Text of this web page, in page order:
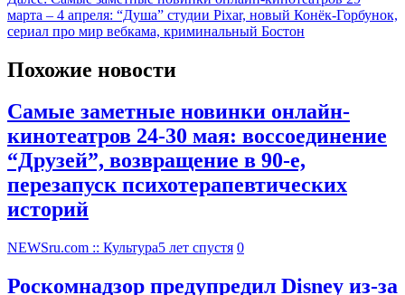
марта – 4 апреля: “Душа” студии Pixar, новый Конёк-Горбунок,
сериал про мир вебкама, криминальный Бостон
Похожие новости
Самые заметные новинки онлайн-
кинотеатров 24-30 мая: воссоединение
“Друзей”, возвращение в 90-е,
перезапуск психотерапевтических
историй
NEWSru.com :: Культура5 лет спустя 0
Роскомнадзор предупредил Disney из-за